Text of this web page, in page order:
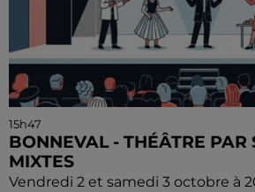
15h47
BONNEVAL - THÉÂTRE PAR
MIXTES
Vendredi 2 et samedi 3 octobre à